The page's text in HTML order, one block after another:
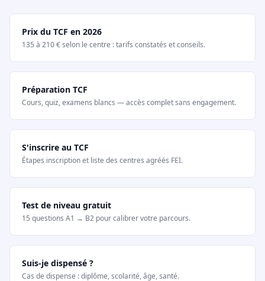
Prix du TCF en 2026
135 à 210 € selon le centre : tarifs constatés et conseils.
Préparation TCF
Cours, quiz, examens blancs — accès complet sans engagement.
S'inscrire au TCF
Étapes inscription et liste des centres agréés FEI.
Test de niveau gratuit
15 questions A1 → B2 pour calibrer votre parcours.
Suis-je dispensé ?
Cas de dispense : diplôme, scolarité, âge, santé.